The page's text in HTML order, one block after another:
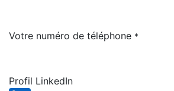
Votre numéro de téléphone *
Profil LinkedIn